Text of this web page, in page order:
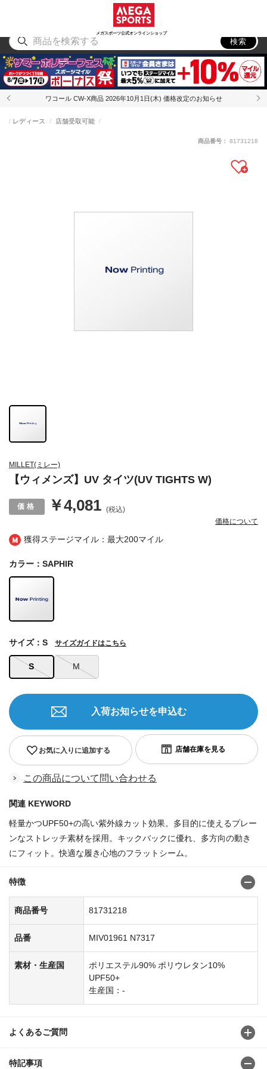
メガスポーツ公式オンラインショップ
アウトドア
検索
ワコール CW-X商品 2026年10月1日(木) 価格改定のお知らせ
獲得ステージマイル：最大200マイル
MILLET(ミレー)
【ウィメンズ】UV タイツ(UV TIGHTS W)
レディース 店舗受取可能
￥4,081 (税込)
価格について
商品番号： 81731218
カラー：SAPHIR
S M
サイズ：S サイズガイドはこちら
お気に入りに追加する
入荷お知らせを申込む
この商品について問い合わせる
関連 KEYWORD
軽量かつUPF50+の高い紫外線カット効果。多目的に使えるプレー
ンなストレッチ素材を採用。キックバックに優れ、多方向の動き
にフィット。快適な履き心地のフラットシーム。
特徴
商品番号 81731218
品番 MIV01961 N7317
素材・生産国
ポリエステル90% ポリウレタン10%
UPF50+
生産国：-
よくあるご質問
特記事項